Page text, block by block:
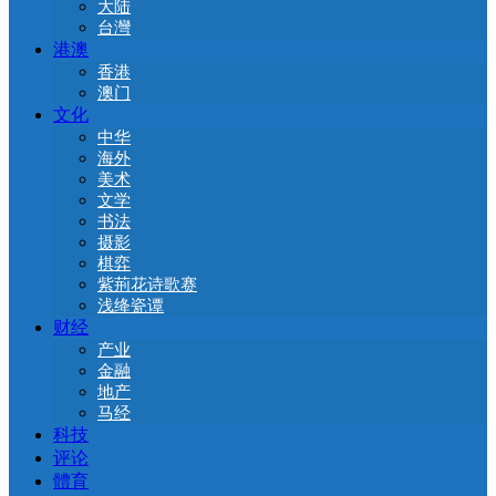
大陆
台灣
港澳
香港
澳门
文化
中华
海外
美术
文学
书法
摄影
棋弈
紫荊花诗歌赛
浅绛瓷谭
财经
产业
金融
地产
马经
科技
评论
體育